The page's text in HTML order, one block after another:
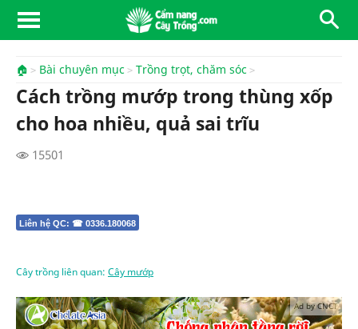
🏠 Bài chuyên mục Trồng trọt, chăm sóc
Cách trồng mướp trong thùng xốp
cho hoa nhiều, quả sai trĩu
15501
Liên hệ QC: ☎ 0336.180068
Cây trồng liên quan: Cây mướp
Ad by CNCT